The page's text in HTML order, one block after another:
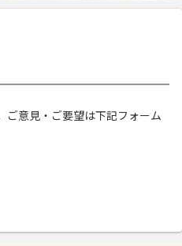
ご意見・ご要望は下記フォーム